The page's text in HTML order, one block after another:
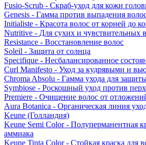
Fusio-Scrub - Скраб-уход для кожи
Genesis - Гамма против выпадения
Initialiste - Красота волос от корней до
Nutritive - Для сухих и чувствительных
Resistance - Восстановление волос
Soleil - Защита от солнца
Specifique - Несбалансированное
Curl Manifesto - Уход за кудрявыми и
Chroma Absolu - Гамма ухода для
Symbiose - Роскошный уход против
Premiere - Очищение волос от
Aura Botanica - Органическая линия
Keune (Голландия)
Keune Semi Color - Полуперманентная
аммиака
Keune Tinta Color - Стойкая краска для